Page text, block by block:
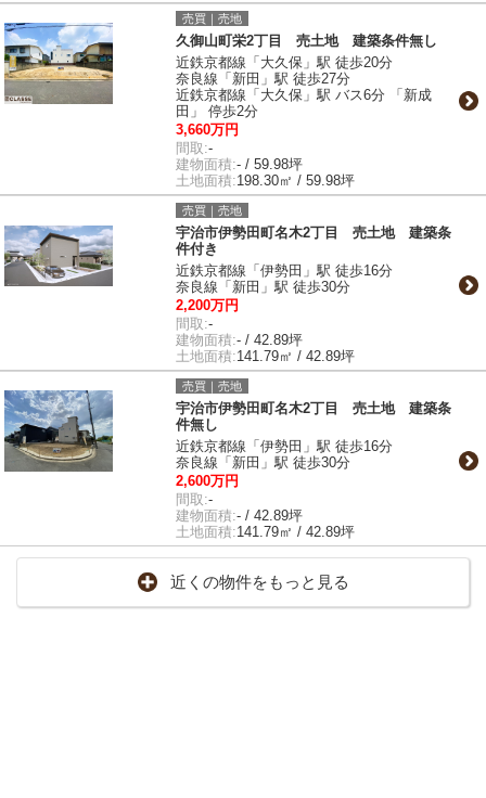
売買｜売地
久御山町栄2丁目 売土地 建築条件無し
近鉄京都線「大久保」駅 徒歩20分
奈良線「新田」駅 徒歩27分
近鉄京都線「大久保」駅 バス6分 「新成
田」 停歩2分
3,660万円
間取:-
建物面積:- / 59.98坪
土地面積:198.30㎡ / 59.98坪
売買｜売地
宇治市伊勢田町名木2丁目 売土地 建築条
件付き
近鉄京都線「伊勢田」駅 徒歩16分
奈良線「新田」駅 徒歩30分
2,200万円
間取:-
建物面積:- / 42.89坪
土地面積:141.79㎡ / 42.89坪
売買｜売地
宇治市伊勢田町名木2丁目 売土地 建築条
件無し
近鉄京都線「伊勢田」駅 徒歩16分
奈良線「新田」駅 徒歩30分
2,600万円
間取:-
建物面積:- / 42.89坪
土地面積:141.79㎡ / 42.89坪
近くの物件をもっと見る